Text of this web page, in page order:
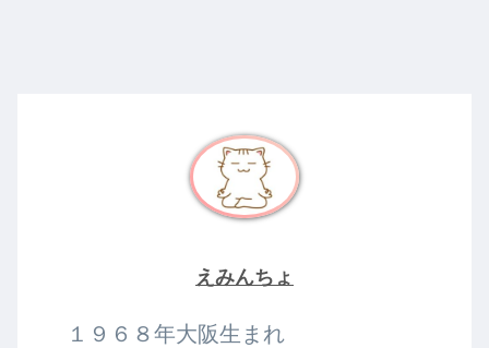
えみんちょ
１９６８年大阪生まれ